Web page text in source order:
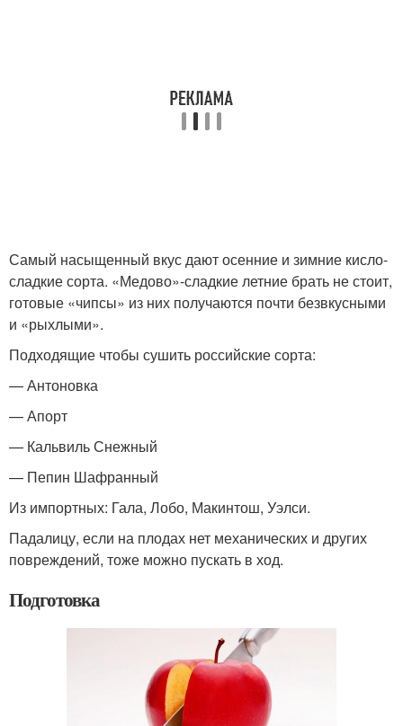
Самый насыщенный вкус дают осенние и зимние кисло-
сладкие сорта. «Медово»-сладкие летние брать не стоит,
готовые «чипсы» из них получаются почти безвкусными
и «рыхлыми».
Подходящие чтобы сушить российские сорта:
— Антоновка
— Апорт
— Кальвиль Снежный
— Пепин Шафранный
Из импортных: Гала, Лобо, Макинтош, Уэлси.
Падалицу, если на плодах нет механических и других
повреждений, тоже можно пускать в ход.
Подготовка